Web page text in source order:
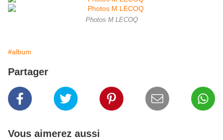
Photos M LECOQ
#album
Partager
Vous aimerez aussi